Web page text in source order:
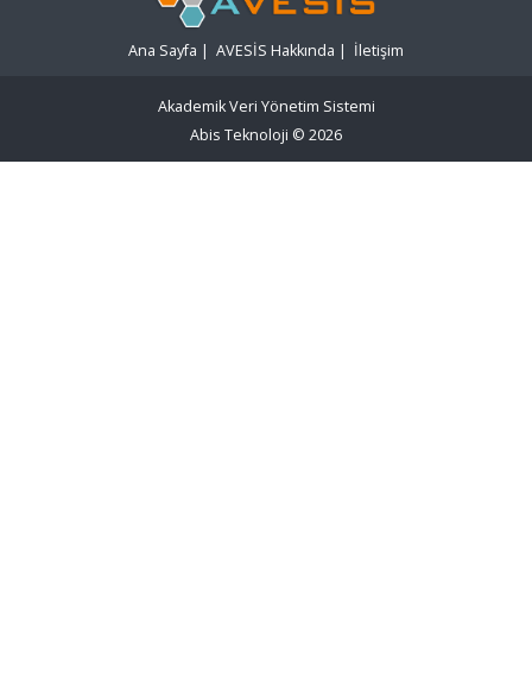
Ana Sayfa | AVESİS Hakkında | İletişim
Akademik Veri Yönetim Sistemi
Abis Teknoloji © 2026